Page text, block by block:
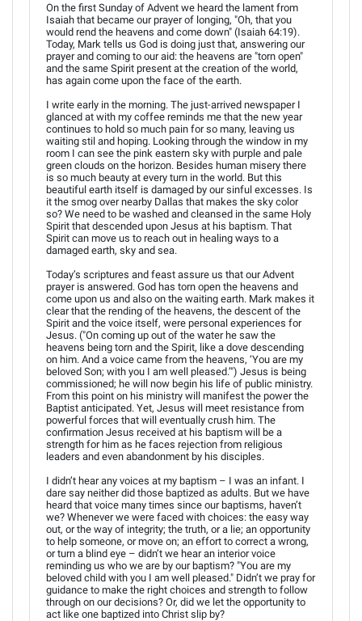
On the first Sunday of Advent we heard the lament from
Isaiah that became our prayer of longing, "Oh, that you
would rend the heavens and come down" (Isaiah 64:19).
Today, Mark tells us God is doing just that, answering our
prayer and coming to our aid: the heavens are "torn open"
and the same Spirit present at the creation of the world,
has again come upon the face of the earth.
I write early in the morning. The just-arrived newspaper I
glanced at with my coffee reminds me that the new year
continues to hold so much pain for so many, leaving us
waiting stil and hoping. Looking through the window in my
room I can see the pink eastern sky with purple and pale
green clouds on the horizon. Besides human misery there
is so much beauty at every turn in the world. But this
beautiful earth itself is damaged by our sinful excesses. Is
it the smog over nearby Dallas that makes the sky color
so? We need to be washed and cleansed in the same Holy
Spirit that descended upon Jesus at his baptism. That
Spirit can move us to reach out in healing ways to a
damaged earth, sky and sea.
Today’s scriptures and feast assure us that our Advent
prayer is answered. God has torn open the heavens and
come upon us and also on the waiting earth. Mark makes it
clear that the rending of the heavens, the descent of the
Spirit and the voice itself, were personal experiences for
Jesus. ("On coming up out of the water he saw the
heavens being torn and the Spirit, like a dove descending
on him. And a voice came from the heavens, ‘You are my
beloved Son; with you I am well pleased.’") Jesus is being
commissioned; he will now begin his life of public ministry.
From this point on his ministry will manifest the power the
Baptist anticipated. Yet, Jesus will meet resistance from
powerful forces that will eventually crush him. The
confirmation Jesus received at his baptism will be a
strength for him as he faces rejection from religious
leaders and even abandonment by his disciples.
I didn’t hear any voices at my baptism – I was an infant. I
dare say neither did those baptized as adults. But we have
heard that voice many times since our baptisms, haven’t
we? Whenever we were faced with choices: the easy way
out, or the way of integrity; the truth, or a lie; an opportunity
to help someone, or move on; an effort to correct a wrong,
or turn a blind eye – didn’t we hear an interior voice
reminding us who we are by our baptism? "You are my
beloved child with you I am well pleased." Didn’t we pray for
guidance to make the right choices and strength to follow
through on our decisions? Or, did we let the opportunity to
act like one baptized into Christ slip by?